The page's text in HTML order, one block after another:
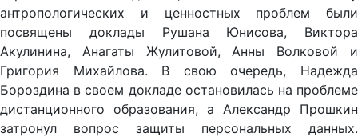
антропологических и ценностных проблем были
посвящены доклады Рушана Юнисова, Виктора
Акулинина, Анагаты Жулитовой, Анны Волковой и
Григория Михайлова. В свою очередь, Надежда
Бороздина в своем докладе остановилась на проблеме
дистанционного образования, а Александр Прошкин
затронул вопрос защиты персональных данных.